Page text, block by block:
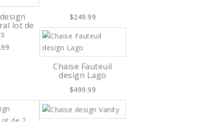
lot de
$249.99
Chaise Fauteuil
design Lago
$499.99